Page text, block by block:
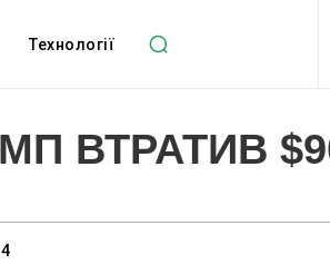
Технології
ВТРАТИВ